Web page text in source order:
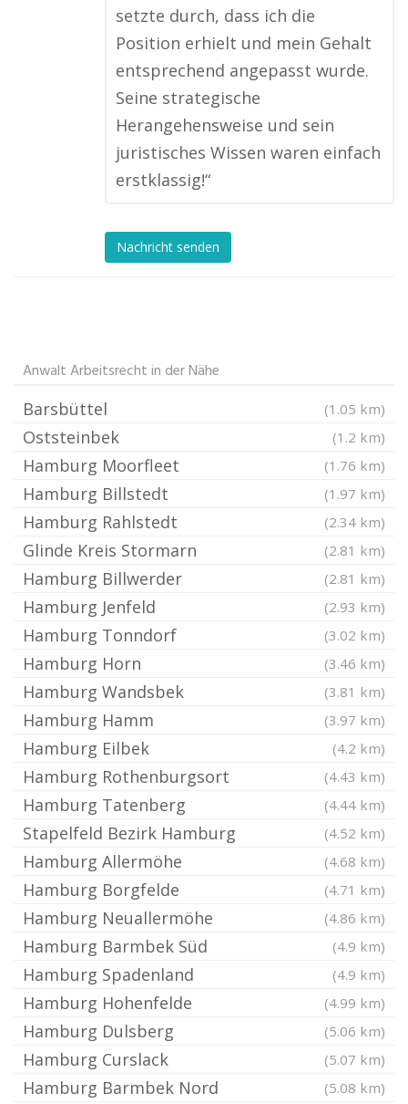
setzte durch, dass ich die
Position erhielt und mein Gehalt
entsprechend angepasst wurde.
Seine strategische
Herangehensweise und sein
juristisches Wissen waren einfach
erstklassig!“
Nachricht senden
Anwalt Arbeitsrecht in der Nähe
Barsbüttel (1.05 km)
Oststeinbek (1.2 km)
Hamburg Moorfleet (1.76 km)
Hamburg Billstedt (1.97 km)
Hamburg Rahlstedt (2.34 km)
Glinde Kreis Stormarn (2.81 km)
Hamburg Billwerder (2.81 km)
Hamburg Jenfeld (2.93 km)
Hamburg Tonndorf (3.02 km)
Hamburg Horn (3.46 km)
Hamburg Wandsbek (3.81 km)
Hamburg Hamm (3.97 km)
Hamburg Eilbek (4.2 km)
Hamburg Rothenburgsort (4.43 km)
Hamburg Tatenberg (4.44 km)
Stapelfeld Bezirk Hamburg (4.52 km)
Hamburg Allermöhe (4.68 km)
Hamburg Borgfelde (4.71 km)
Hamburg Neuallermöhe (4.86 km)
Hamburg Barmbek Süd (4.9 km)
Hamburg Spadenland (4.9 km)
Hamburg Hohenfelde (4.99 km)
Hamburg Dulsberg (5.06 km)
Hamburg Curslack (5.07 km)
Hamburg Barmbek Nord (5.08 km)